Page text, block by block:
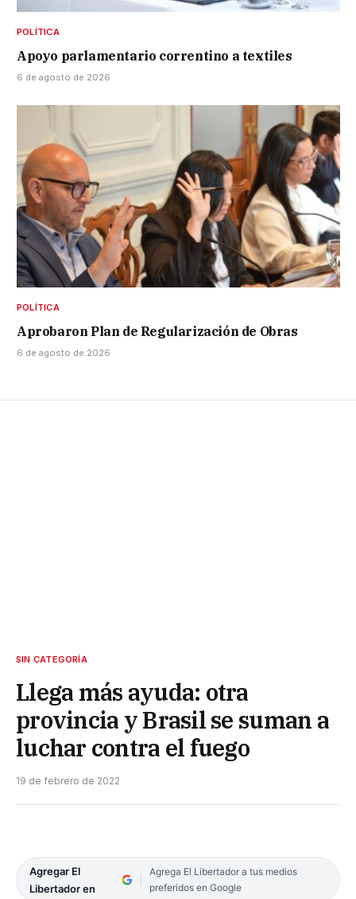
POLÍTICA
Apoyo parlamentario correntino a textiles
6 de agosto de 2026
POLÍTICA
Aprobaron Plan de Regularización de Obras
6 de agosto de 2026
SIN CATEGORÍA
Llega más ayuda: otra
provincia y Brasil se suman a
luchar contra el fuego
19 de febrero de 2022
Agregar El
Libertador en
Agrega El Libertador a tus medios
preferidos en Google